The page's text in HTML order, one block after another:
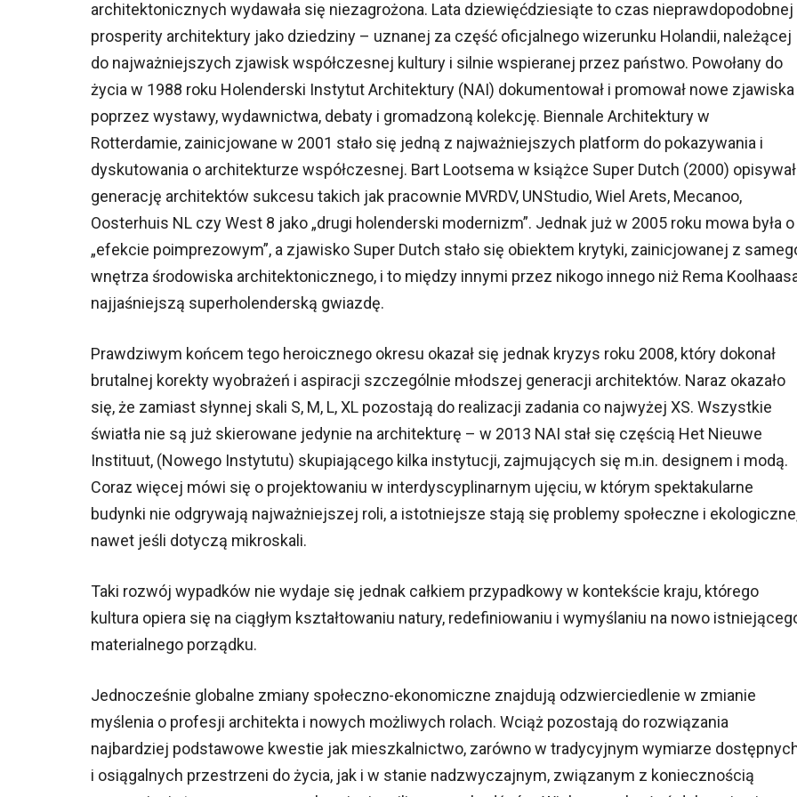
architektonicznych wydawała się niezagrożona. Lata dziewięćdziesiąte to czas nieprawdopodobnej
prosperity architektury jako dziedziny – uznanej za część oficjalnego wizerunku Holandii, należącej
do najważniejszych zjawisk współczesnej kultury i silnie wspieranej przez państwo. Powołany do
życia w 1988 roku Holenderski Instytut Architektury (NAI) dokumentował i promował nowe zjawiska
poprzez wystawy, wydawnictwa, debaty i gromadzoną kolekcję. Biennale Architektury w
Rotterdamie, zainicjowane w 2001 stało się jedną z najważniejszych platform do pokazywania i
dyskutowania o architekturze współczesnej. Bart Lootsema w książce Super Dutch (2000) opisywał
generację architektów sukcesu takich jak pracownie MVRDV, UNStudio, Wiel Arets, Mecanoo,
Oosterhuis NL czy West 8 jako „drugi holenderski modernizm”. Jednak już w 2005 roku mowa była o
„efekcie poimprezowym”, a zjawisko Super Dutch stało się obiektem krytyki, zainicjowanej z
wnętrza środowiska architektonicznego, i to między innymi przez nikogo innego niż Rema
najjaśniejszą superholenderską gwiazdę.
Prawdziwym końcem tego heroicznego okresu okazał się jednak kryzys roku 2008, który dokonał
brutalnej korekty wyobrażeń i aspiracji szczególnie młodszej generacji architektów. Naraz okazało
się, że zamiast słynnej skali S, M, L, XL pozostają do realizacji zadania co najwyżej XS. Wszystkie
światła nie są już skierowane jedynie na architekturę – w 2013 NAI stał się częścią Het Nieuwe
Instituut, (Nowego Instytutu) skupiającego kilka instytucji, zajmujących się m.in. designem i modą.
Coraz więcej mówi się o projektowaniu w interdyscyplinarnym ujęciu, w którym spektakularne
budynki nie odgrywają najważniejszej roli, a istotniejsze stają się problemy społeczne i
nawet jeśli dotyczą mikroskali.
Taki rozwój wypadków nie wydaje się jednak całkiem przypadkowy w kontekście kraju, którego
kultura opiera się na ciągłym kształtowaniu natury, redefiniowaniu i wymyślaniu na nowo
materialnego porządku.
Jednocześnie globalne zmiany społeczno-ekonomiczne znajdują odzwierciedlenie w zmianie
myślenia o profesji architekta i nowych możliwych rolach. Wciąż pozostają do rozwiązania
najbardziej podstawowe kwestie jak mieszkalnictwo, zarówno w tradycyjnym wymiarze
i osiągalnych przestrzeni do życia, jak i w stanie nadzwyczajnym, związanym z koniecznością